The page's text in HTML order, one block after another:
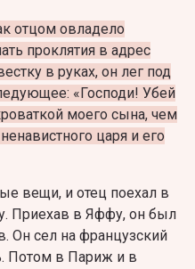
отцом овладело
проклятия в адрес
в руках, он лег под
«Господи! Убей
моего сына, чем
царя и его
вещи, и отец поехал в
Приехав в Яффу, он был
Он сел на французский
Потом в Париж и в